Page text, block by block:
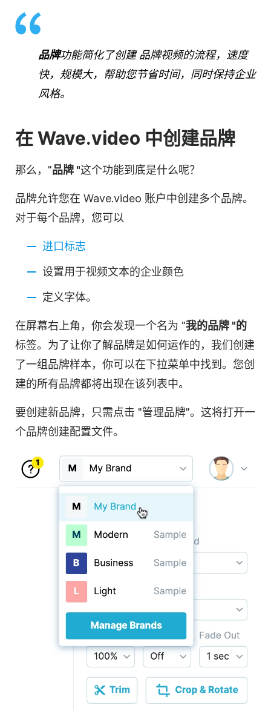
品牌功能简化了创建 品牌视频的流程，速度
快，规模大，帮助您节省时间，同时保持企业
风格。
在 Wave.video 中创建品牌
那么，"品牌 "这个功能到底是什么呢？
品牌允许您在 Wave.video 账户中创建多个品牌。
对于每个品牌，您可以
进口标志
设置用于视频文本的企业颜色
定义字体。
在屏幕右上角，你会发现一个名为 "我的品牌 "的
标签。为了让你了解品牌是如何运作的，我们创建
了一组品牌样本，你可以在下拉菜单中找到。您创
建的所有品牌都将出现在该列表中。
要创建新品牌，只需点击 "管理品牌"。这将打开一
个品牌创建配置文件。